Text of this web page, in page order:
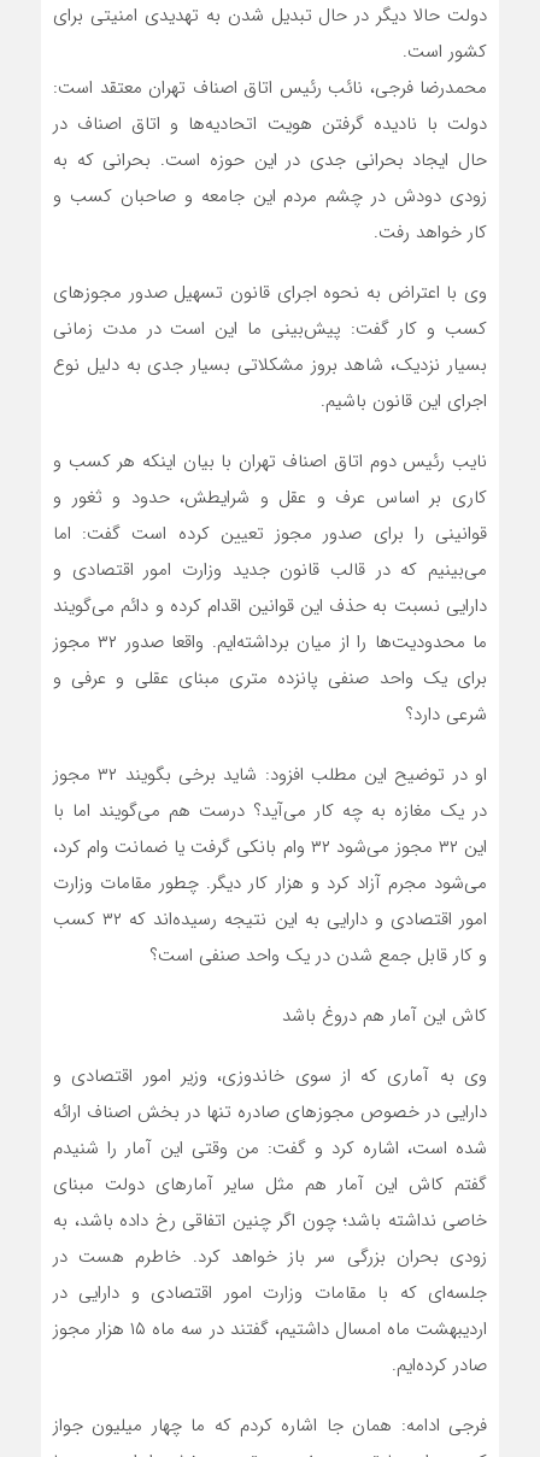
دولت حالا دیگر در حال تبدیل شدن به تهدیدی امنیتی برای
کشور است.
محمدرضا فرجی، نائب رئیس اتاق اصناف تهران معتقد است:
دولت با نادیده گرفتن هویت اتحادیه‌ها و اتاق اصناف در
حال ایجاد بحرانی جدی در این حوزه است. بحرانی که به
زودی دودش در چشم مردم این جامعه و صاحبان کسب و
کار خواهد رفت.
وی با اعتراض به نحوه اجرای قانون تسهیل صدور مجوزهای
کسب و کار گفت: پیش‌بینی ما این است در مدت زمانی
بسیار نزدیک، شاهد بروز مشکلاتی بسیار جدی به دلیل نوع
اجرای این قانون باشیم.
نایب رئیس دوم اتاق اصناف تهران با بیان اینکه هر کسب و
کاری بر اساس عرف و عقل و شرایطش، حدود و ثغور و
قوانینی را برای صدور مجوز تعیین کرده است گفت: اما
می‌بینیم که در قالب قانون جدید وزارت امور اقتصادی و
دارایی نسبت به حذف این قوانین اقدام کرده و دائم می‌گویند
ما محدودیت‌ها را از میان برداشته‌ایم. واقعا صدور ۳۲ مجوز
برای یک واحد صنفی پانزده متری مبنای عقلی و عرفی و
شرعی دارد؟
او در توضیح این مطلب افزود: شاید برخی بگویند ۳۲ مجوز
در یک مغازه به چه کار می‌آید؟ درست هم می‌گویند اما با
این ۳۲ مجوز می‌شود ۳۲ وام بانکی گرفت یا ضمانت وام کرد،
می‌شود مجرم آزاد کرد و هزار کار دیگر. چطور مقامات وزارت
امور اقتصادی و دارایی به این نتیجه رسیده‌اند که ۳۲ کسب
و کار قابل جمع شدن در یک واحد صنفی است؟
کاش این آمار هم دروغ باشد
وی به آماری که از سوی خاندوزی، وزیر امور اقتصادی و
دارایی در خصوص مجوزهای صادره تنها در بخش اصناف ارائه
شده است، اشاره کرد و گفت: من وقتی این آمار را شنیدم
گفتم کاش این آمار هم مثل سایر آمارهای دولت مبنای
خاصی نداشته باشد؛ چون اگر چنین اتفاقی رخ داده باشد، به
زودی بحران بزرگی سر باز خواهد کرد. خاطرم هست در
جلسه‌ای که با مقامات وزارت امور اقتصادی و دارایی در
اردیبهشت ماه امسال داشتیم، گفتند در سه ماه ۱۵ هزار مجوز
صادر کرده‌ایم.
فرجی ادامه: همان جا اشاره کردم که ما چهار میلیون جواز